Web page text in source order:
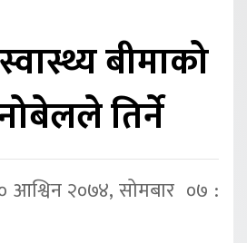
बीमाको
तिर्ने
आश्विन २०७४, सोमबार ०७ :